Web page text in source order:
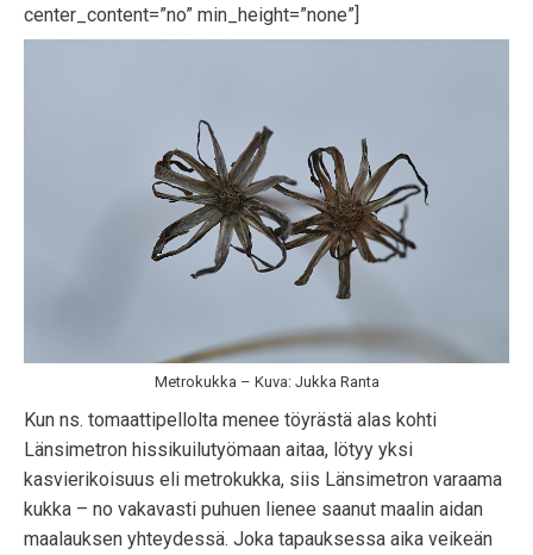
center_content=”no” min_height=”none”]
Metrokukka – Kuva: Jukka Ranta
Kun ns. tomaattipellolta menee töyrästä alas kohti
Länsimetron hissikuilutyömaan aitaa, lötyy yksi
kasvierikoisuus eli metrokukka, siis Länsimetron varaama
kukka – no vakavasti puhuen lienee saanut maalin aidan
maalauksen yhteydessä. Joka tapauksessa aika veikeän